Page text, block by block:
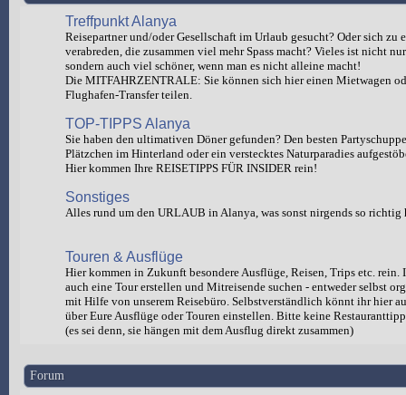
Treffpunkt Alanya
Reisepartner und/oder Gesellschaft im Urlaub gesucht? Oder sich zu
verabreden, die zusammen viel mehr Spass macht? Vieles ist nicht
sondern auch viel schöner, wenn man es nicht alleine macht!
Die MITFAHRZENTRALE: Sie können sich hier einen Mietwagen
Flughafen-Transfer teilen.
TOP-TIPPS Alanya
Sie haben den ultimativen Döner gefunden? Den besten
Plätzchen im Hinterland oder ein verstecktes Naturparadies
Hier kommen Ihre REISETIPPS FÜR INSIDER rein!
Sonstiges
Alles rund um den URLAUB in Alanya, was sonst nirgends so richtig
Touren & Ausflüge
Hier kommen in Zukunft besondere Ausflüge, Reisen, Trips etc. rein.
auch eine Tour erstellen und Mitreisende suchen - entweder selbst
mit Hilfe von unserem Reisebüro. Selbstverständlich könnt ihr hier
über Eure Ausflüge oder Touren einstellen. Bitte keine
(es sei denn, sie hängen mit dem Ausflug direkt zusammen)
Forum